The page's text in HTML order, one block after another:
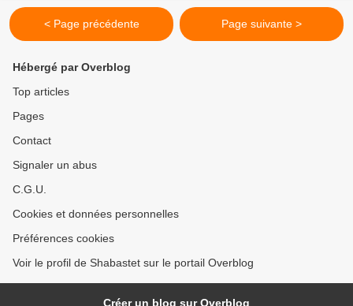
< Page précédente Page suivante >
Hébergé par Overblog
Top articles
Pages
Contact
Signaler un abus
C.G.U.
Cookies et données personnelles
Préférences cookies
Voir le profil de Shabastet sur le portail Overblog
Créer un blog sur Overblog